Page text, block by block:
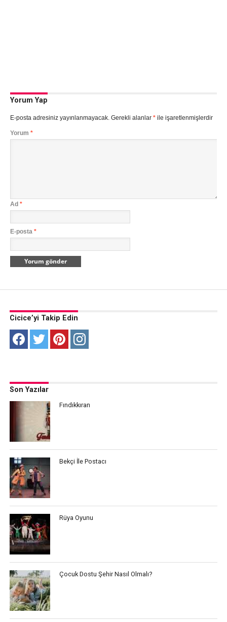
Yorum Yap
E-posta adresiniz yayınlanmayacak. Gerekli alanlar *ile işaretlenmişlerdir
Yorum *
Ad *
E-posta *
Cicice’yi Takip Edin
Son Yazılar
Fındıkkıran
Bekçi İle Postacı
Rüya Oyunu
Çocuk Dostu Şehir Nasıl Olmalı?